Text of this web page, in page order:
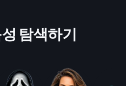
탐색하기